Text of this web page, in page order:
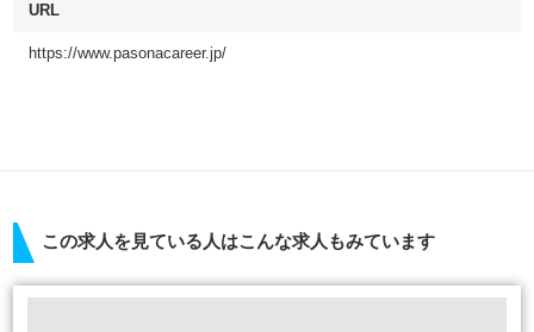
URL
https://www.pasonacareer.jp/
この求人を見ている人はこんな求人もみています